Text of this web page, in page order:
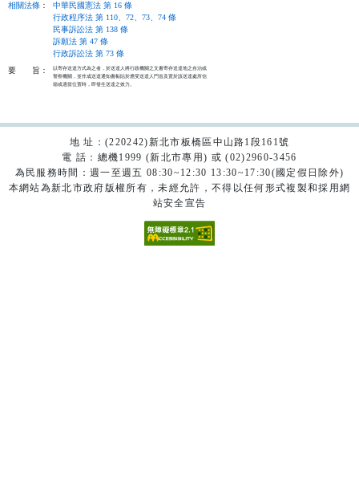
相關法條 ：
中華民國憲法 第 16 條
行政程序法 第 110、72、73、74 條
民事訴訟法 第 138 條
訴願法 第 47 條
行政訴訟法 第 73 條
要
旨：
以寄存送達方式為之者，於送達人將行政機關之文書寄存送達地之自治或
警察機關，並作成送達通知書黏貼於應受送達人門首及置於該送達處所信
箱或適當位置時，即發生送達之效力。
地 址：(220242)新北市板橋區中山路1段161號
電 話：總機1999 (新北市專用) 或 (02)2960-3456
為民服務時間：週一至週五 08:30~12:30 13:30~17:30(國定假日除外)
本網站為新北市政府版權所有，未經允許，不得以任何形式複製和採用網
站安全宣告